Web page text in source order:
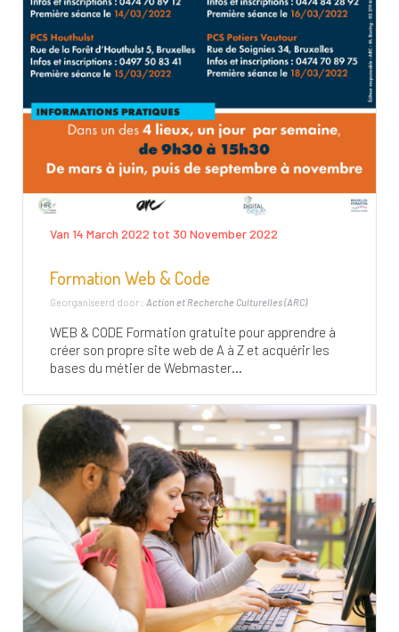
Van 14 March 2022 tot 30 November 2022
Formation Web & Code
Georganiseerd door : Action et Recherche Culturelles (ARC)
WEB & CODE Formation gratuite pour apprendre à
créer son propre site web de A à Z et acquérir les
bases du métier de Webmaster...